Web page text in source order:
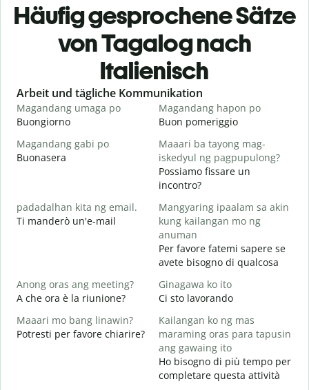
Häufig gesprochene Sätze
von Tagalog nach
Italienisch
Slide 1 of 6
Arbeit und tägliche Kommunikation
Magandang umaga po
Buongiorno
Magandang hapon po
Buon pomeriggio
Magandang gabi po
Buonasera
Maaari ba tayong mag-
iskedyul ng pagpupulong?
Possiamo fissare un
incontro?
padadalhan kita ng email.
Ti manderò un'e-mail
Mangyaring ipaalam sa akin
kung kailangan mo ng
anuman
Per favore fatemi sapere se
avete bisogno di qualcosa
Anong oras ang meeting?
A che ora è la riunione?
Ginagawa ko ito
Ci sto lavorando
Maaari mo bang linawin?
Potresti per favore chiarire?
Kailangan ko ng mas
maraming oras para tapusin
ang gawaing ito
Ho bisogno di più tempo per
completare questa attività